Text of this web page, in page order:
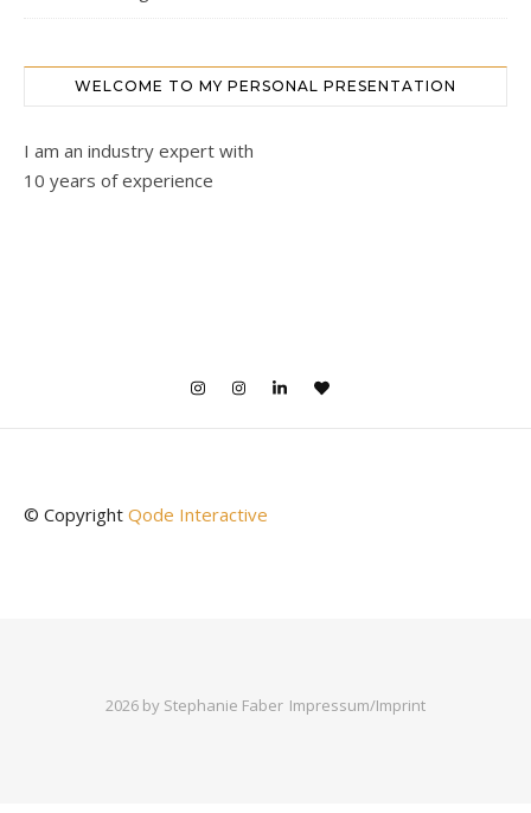
WELCOME TO MY PERSONAL PRESENTATION
I am an industry expert with
10 years of experience
© Copyright Qode Interactive
2026 by Stephanie Faber Impressum/Imprint